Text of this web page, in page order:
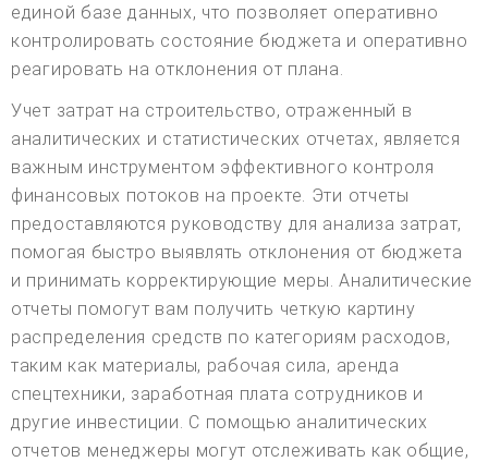
единой базе данных, что позволяет оперативно
контролировать состояние бюджета и оперативно
реагировать на отклонения от плана.
Учет затрат на строительство, отраженный в
аналитических и статистических отчетах, является
важным инструментом эффективного контроля
финансовых потоков на проекте. Эти отчеты
предоставляются руководству для анализа затрат,
помогая быстро выявлять отклонения от бюджета
и принимать корректирующие меры. Аналитические
отчеты помогут вам получить четкую картину
распределения средств по категориям расходов,
таким как материалы, рабочая сила, аренда
спецтехники, заработная плата сотрудников и
другие инвестиции. С помощью аналитических
отчетов менеджеры могут отслеживать как общие,